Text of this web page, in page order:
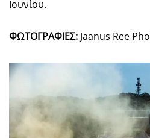
Ιουνίου.
ΦΩΤΟΓΡΑΦΙΕΣ: Jaanus Ree